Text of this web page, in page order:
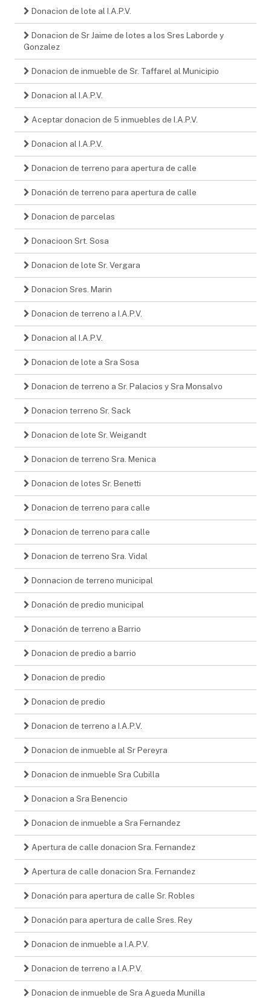
Donacion de lote al I.A.P.V.
Donacion de Sr Jaime de lotes a los Sres Laborde y
Gonzalez
Donacion de inmueble de Sr. Taffarel al Municipio
Donacion al I.A.P.V.
Aceptar donacion de 5 inmuebles de I.A.P.V.
Donacion al I.A.P.V.
Donacion de terreno para apertura de calle
Donación de terreno para apertura de calle
Donacion de parcelas
Donacioon Srt. Sosa
Donacion de lote Sr. Vergara
Donacion Sres. Marin
Donacion de terreno a I.A.P.V.
Donacion al I.A.P.V.
Donacion de lote a Sra Sosa
Donacion de terreno a Sr. Palacios y Sra Monsalvo
Donacion terreno Sr. Sack
Donacion de lote Sr. Weigandt
Donacion de terreno Sra. Menica
Donacion de lotes Sr. Benetti
Donacion de terreno para calle
Donacion de terreno para calle
Donacion de terreno Sra. Vidal
Donnacion de terreno municipal
Donación de predio municipal
Donación de terreno a Barrio
Donacion de predio a barrio
Donacion de predio
Donacion de predio
Donacion de terreno a I.A.P.V.
Donacion de inmueble al Sr Pereyra
Donacion de inmueble Sra Cubilla
Donacion a Sra Benencio
Donacion de inmueble a Sra Fernandez
Apertura de calle donacion Sra. Fernandez
Apertura de calle donacion Sra. Fernandez
Donación para apertura de calle Sr. Robles
Donación para apertura de calle Sres. Rey
Donacion de inmueble a I.A.P.V.
Donacion de terreno a I.A.P.V.
Donacion de inmueble de Sra Agueda Munilla